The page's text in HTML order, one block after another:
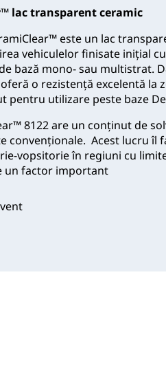
lac transparent ceramic
este un lac
vehiculelor finisate inițial
bază mono- sau multistrat.
o rezistență excelentă la
pentru utilizare peste baze
8122 are un conținut de
convenționale. Acest lucru îl
vopsitorie în regiuni cu
un factor important